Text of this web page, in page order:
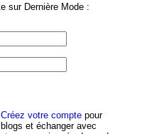
sur Dernière Mode :
Créez votre comptepour
et échanger avec